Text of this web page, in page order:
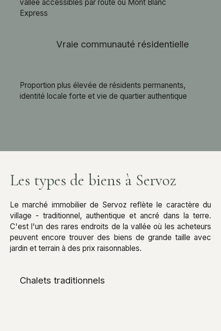
vallée accessibles par route ou Mont Blanc
Express
Vraie communauté résidentielle
Proportion plus élevée de résidents permanents,
identité locale forte et vie de quartier authentique
Les types de biens à Servoz
Le marché immobilier de Servoz reflète le caractère du
village - traditionnel, authentique et ancré dans la terre.
C'est l'un des rares endroits de la vallée où les acheteurs
peuvent encore trouver des biens de grande taille avec
jardin et terrain à des prix raisonnables.
Chalets traditionnels